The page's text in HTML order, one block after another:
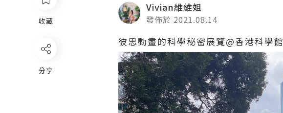
收藏
分享
Vivian維維姐
發佈於 2021.08.14
彼思動畫的科學秘密展覽@香港科學館